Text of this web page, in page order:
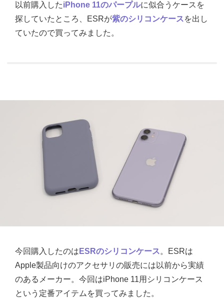
以前購入したiPhone 11のパープルに似合うケースを
探していたところ、ESRが紫のシリコンケースを出し
ていたので買ってみました。
今回購入したのは ESRのシリコンケース。ESRは
Apple製品向けのアクセサリの販売には以前から実績
のあるメーカー。今回はiPhone 11用シリコンケース
という定番アイテムを買ってみました。